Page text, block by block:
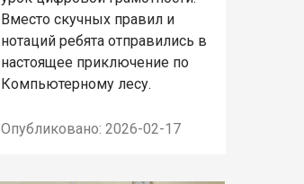
Вместо скучных правил и
нотаций ребята отправились в
настоящее приключение по
Компьютерному лесу.
Опубликовано: 2026-02-17